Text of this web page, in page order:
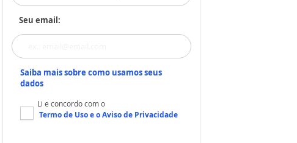
Seu email:
Saiba mais sobre como usamos seus
dados
Li e concordo com o
Termo de Usoe oAviso de Privacidade